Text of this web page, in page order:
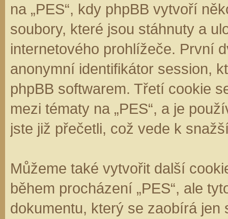
na „PES“, kdy phpBB vytvoří
soubory, které jsou stáhnuty a
internetového prohlížeče. První
anonymní identifikátor session,
phpBB softwarem. Třetí cookie
mezi tématy na „PES“, a je
jste již přečetli, což vede k
Můžeme také vytvořit další
během procházení „PES“, ale
dokumentu, který se zaobírá jen